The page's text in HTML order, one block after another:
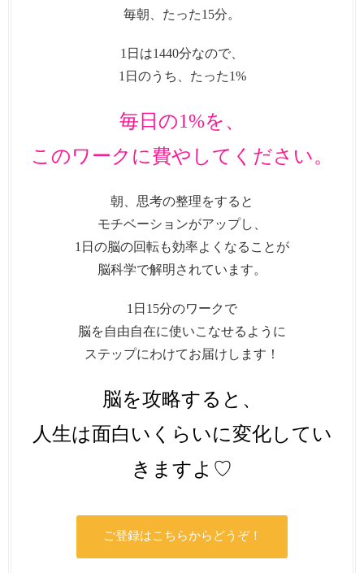
毎朝、たった15分。
1日は1440分なので、
1日のうち、たった1%
毎日の1%を、
このワークに費やしてください。
朝、思考の整理をすると
モチベーションがアップし、
1日の脳の回転も効率よくなることが
脳科学で解明されています。
1日15分のワークで
脳を自由自在に使いこなせるように
ステップにわけてお届けします！
脳を攻略すると、
人生は面白いくらいに変化してい
きますよ♡
ご登録はこちらからどうぞ！